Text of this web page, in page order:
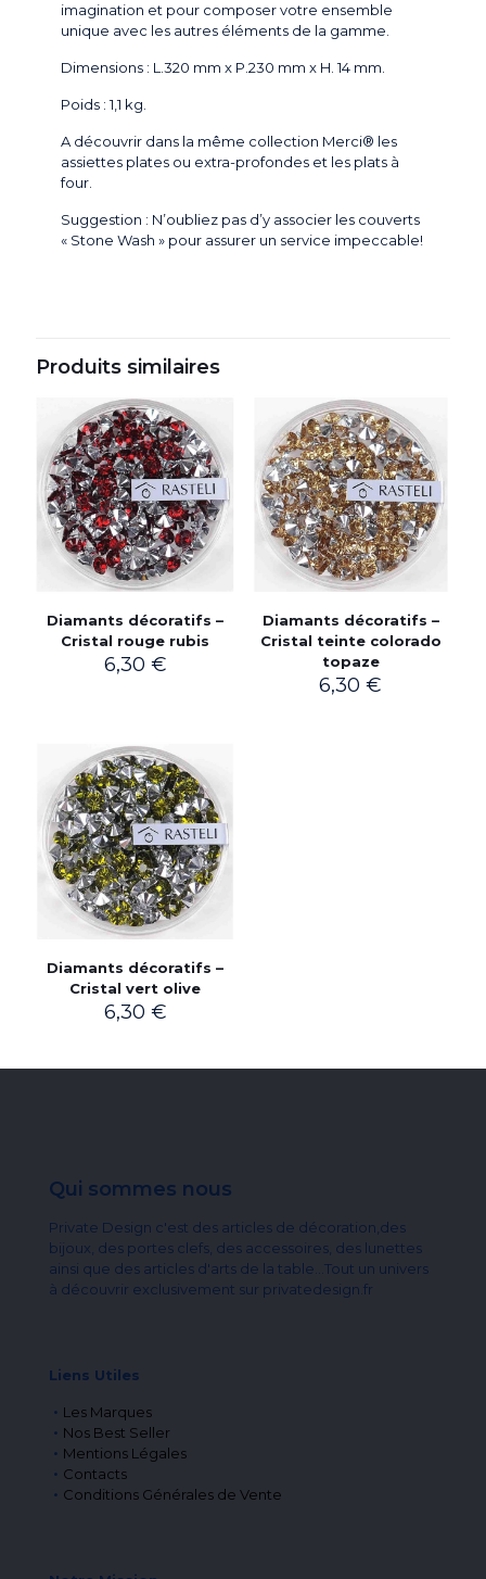
imagination et pour composer votre ensemble
unique avec les autres éléments de la gamme.
Dimensions : L.320 mm x P.230 mm x H. 14 mm.
Poids : 1,1 kg.
A découvrir dans la même collection Merci® les
assiettes plates ou extra-profondes et les plats à
four.
Suggestion : N’oubliez pas d’y associer les couverts
« Stone Wash » pour assurer un service impeccable!
Produits similaires
Diamants décoratifs –
Cristal rouge rubis
6,30 €
Diamants décoratifs –
Cristal teinte colorado
topaze
6,30€
Diamants décoratifs –
Cristal vert olive
6,30 €
Qui sommes nous
Private Design c'est des articles de décoration,des
bijoux, des portes clefs, des accessoires, des lunettes
ainsi que des articles d'arts de la table...Tout un univers
à découvrir exclusivement sur privatedesign.fr
Liens Utiles
Les Marques
Nos Best Seller
Mentions Légales
Contacts
Conditions Générales de Vente